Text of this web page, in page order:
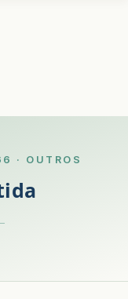
· OUTROS